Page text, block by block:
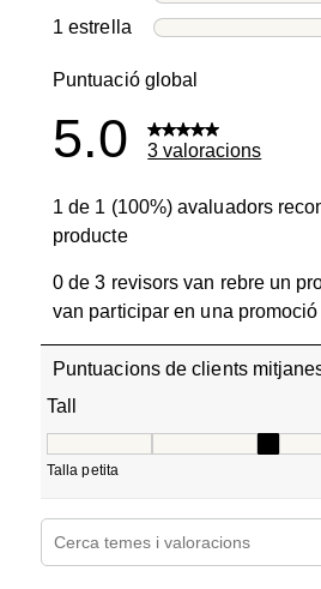
1 estrellaestrelles
Puntuació global
5.0 3 valoracions
1 de 1 (100%) avaluadors
producte
0 de 3 revisors van rebre un
van participar en una promoció
Puntuacions de clients
Tall
Talla petita
Cerca temes i valoracions regió